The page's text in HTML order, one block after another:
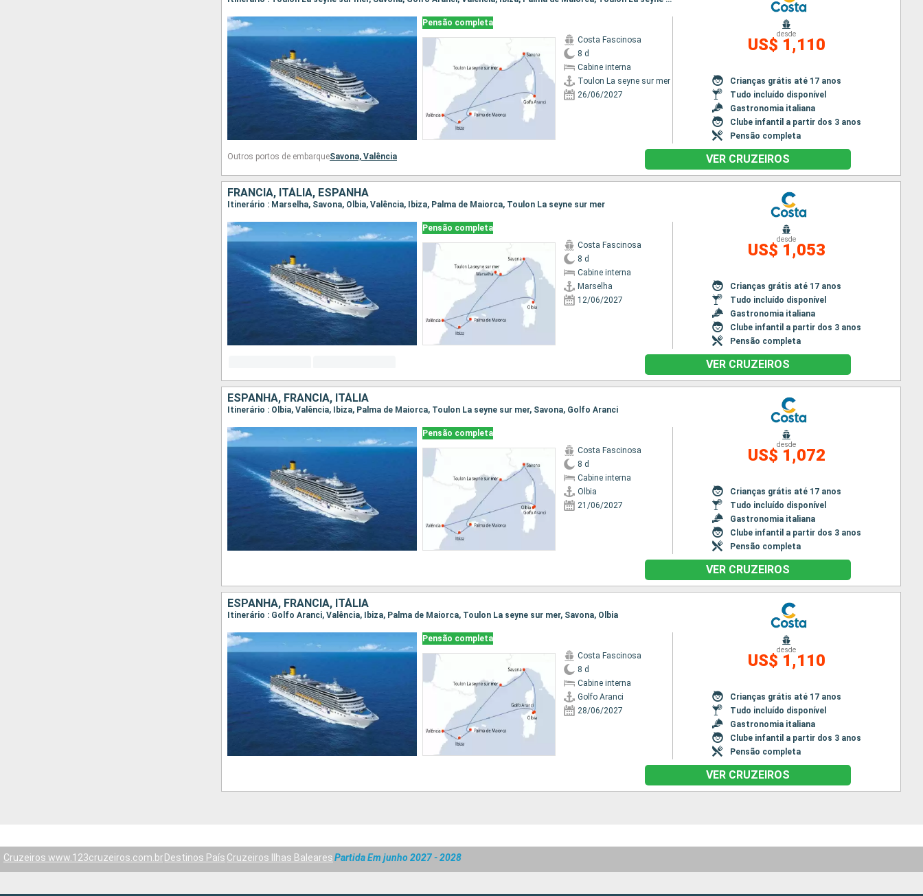
Pensão completa
Costa Fascinosa
8 d
Cabine interna
Toulon La seyne sur mer
26/06/2027
desde
US$ 1,110
Crianças grátis até 17 anos
Tudo incluído disponível
Gastronomia italiana
Clube infantil a partir dos 3 anos
Pensão completa
Outros portos de embarqueSavona, Valência VER CRUZEIROS
FRANCIA, ITÁLIA, ESPANHA
Itinerário : Marselha, Savona, Olbia, Valência, Ibiza, Palma de Maiorca, Toulon La seyne sur mer
Pensão completa
Costa Fascinosa
8 d
Cabine interna
Marselha
12/06/2027
desde
US$ 1,053
Crianças grátis até 17 anos
Tudo incluído disponível
Gastronomia italiana
Clube infantil a partir dos 3 anos
Pensão completa
VER CRUZEIROS
ESPANHA, FRANCIA, ITÁLIA
Itinerário : Olbia, Valência, Ibiza, Palma de Maiorca, Toulon La seyne sur mer, Savona, Golfo Aranci
Pensão completa
Costa Fascinosa
8 d
Cabine interna
Olbia
21/06/2027
desde
US$ 1,072
Crianças grátis até 17 anos
Tudo incluído disponível
Gastronomia italiana
Clube infantil a partir dos 3 anos
Pensão completa
VER CRUZEIROS
ESPANHA, FRANCIA, ITÁLIA
Itinerário : Golfo Aranci, Valência, Ibiza, Palma de Maiorca, Toulon La seyne sur mer, Savona, Olbia
Pensão completa
Costa Fascinosa
8 d
Cabine interna
Golfo Aranci
28/06/2027
desde
US$ 1,110
Crianças grátis até 17 anos
Tudo incluído disponível
Gastronomia italiana
Clube infantil a partir dos 3 anos
Pensão completa
VER CRUZEIROS
Cruzeiros www.123cruzeiros.com.br Destinos País Cruzeiros Ilhas BalearesPartida Em junho 2027 - 2028